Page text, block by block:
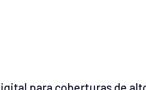
para coberturas de